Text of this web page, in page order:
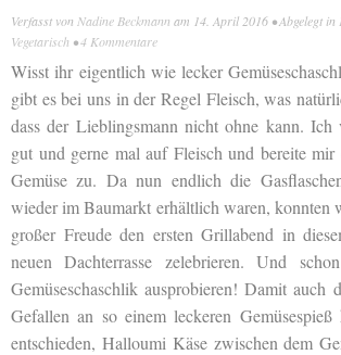
Verfasst von Nadine Beckmann am 14. April 2016 • Abgelegt in
Vegetarisch •4 Kommentare
Wisst ihr eigentlich wie lecker
gibt es bei uns in der Regel Fleisch, was
dass der Lieblingsmann nicht ohne kann. Ich
gut und gerne mal auf Fleisch und bereite
Gemüse zu. Da nun endlich die
wieder im Baumarkt erhältlich waren, konnten
großer Freude den ersten Grillabend in
neuen Dachterrasse zelebrieren. Und
Gemüseschaschlik ausprobieren! Damit auch
Gefallen an so einem leckeren
entschieden, Halloumi Käse zwischen dem